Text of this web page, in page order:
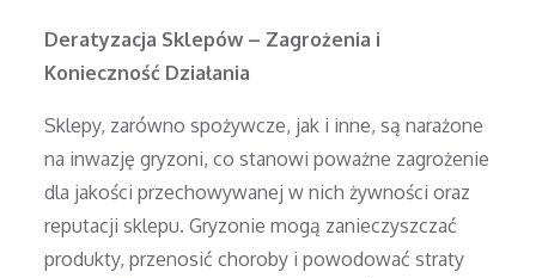
Deratyzacja Sklepów – Zagrożenia i
Konieczność Działania
Sklepy, zarówno spożywcze, jak i inne, są narażone
na inwazję gryzoni, co stanowi poważne zagrożenie
dla jakości przechowywanej w nich żywności oraz
reputacji sklepu. Gryzonie mogą zanieczyszczać
produkty, przenosić choroby i powodować straty